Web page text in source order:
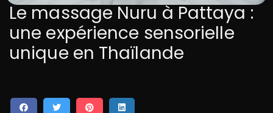
Le massage Nuru à Pattaya :
une expérience sensorielle
unique en Thaïlande